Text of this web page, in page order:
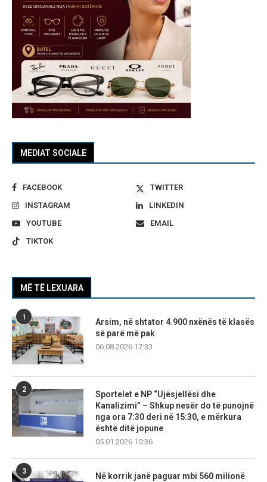
MEDIAT SOCIALE
FACEBOOK
TWITTER
INSTAGRAM
LINKEDIN
YOUTUBE
EMAIL
TIKTOK
MË TË LEXUARA
1
Arsim, në shtator 4.900 nxënës të klasës
së parë më pak
06.08.2026 17:33
2
Sportelet e NP “Ujësjellësi dhe
Kanalizimi” – Shkup nesër do të punojnë
nga ora 7:30 deri në 15:30, e mërkura
është ditë jopune
05.01.2026 10:36
3
Në korrik janë paguar mbi 560 milionë